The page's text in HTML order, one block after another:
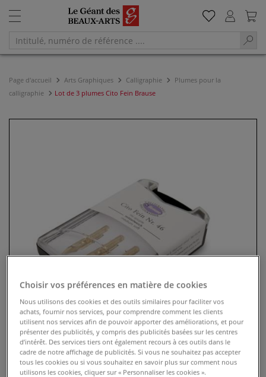
Page d'accueil Arts Graphiques Calligraphie
Plumes pour la
calligraphie
Lot de 3 plumes Cito Fein Brause
Choisir vos préférences en matière de cookies
Nous utilisons des cookies et des outils similaires pour faciliter vos
achats, fournir nos services, pour comprendre comment les clients
utilisent nos services afin de pouvoir apporter des améliorations, et pour
présenter des publicités, y compris des publicités basées sur les centres
d’intérêt. Des services tiers ont également recours à ces outils dans le
cadre de notre affichage de publicités. Si vous ne souhaitez pas accepter
tous les cookies ou si vous souhaitez en savoir plus sur comment nous
utilisons les cookies, cliquer sur « Personnaliser les cookies ».